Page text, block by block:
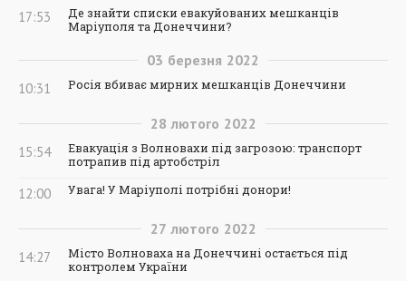
17:53
Де знайти списки евакуйованих мешканців
Маріуполя та Донеччини?
03 березня 2022
10:31 Росія вбиває мирних мешканців Донеччини
28 лютого 2022
15:54
Евакуація з Волновахи під загрозою: транспорт
потрапив під артобстріл
12:00 Увага! У Маріуполі потрібні донори!
27 лютого 2022
14:27
Місто Волноваха на Донеччині остається під
контролем України